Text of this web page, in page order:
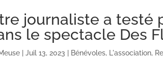
journaliste a testé
le spectacle Des
|Juil 13, 2023 | Bénévoles, L'association,